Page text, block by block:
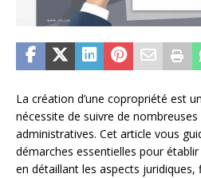
La création d’une copropriété est
nécessite de suivre de
administratives. Cet article vous
démarches essentielles pour
en détaillant les aspects juridiques,